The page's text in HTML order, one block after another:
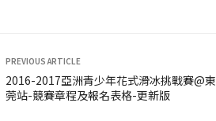
PREVIOUS ARTICLE
2016-2017亞洲青少年花式滑冰挑戰賽@東
莞站-競賽章程及報名表格-更新版